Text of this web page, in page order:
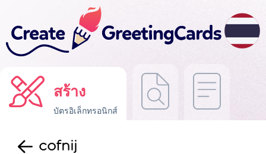
สร้าง
บัตรอิเล็กทรอนิกส์
cofnij